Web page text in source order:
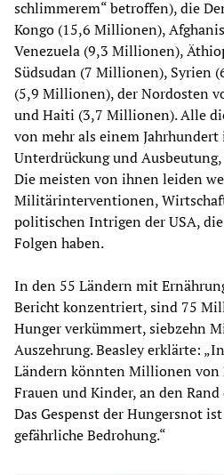
schlimmerem“ betroffen), die
Kongo (15,6 Millionen),
Venezuela (9,3 Millionen),
Südsudan (7 Millionen), Syrien
(5,9 Millionen), der Nordosten
und Haiti (3,7 Millionen). Alle
von mehr als einem
Unterdrückung und
Die meisten von ihnen leiden
Militärinterventionen,
politischen Intrigen der USA,
Folgen haben.
In den 55 Ländern mit
Bericht konzentriert, sind 75
Hunger verkümmert, siebzehn
Auszehrung. Beasley erklärte:
Ländern könnten Millionen
Frauen und Kinder, an den
Das Gespenst der Hungersnot
gefährliche Bedrohung.“